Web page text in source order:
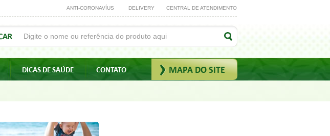
CENTRAL DE ATENDIMENTO
DELIVERY
ANTI-CORONAVÍUS
DICAS DE SAÚDE CONTATO MAPA DO SITE